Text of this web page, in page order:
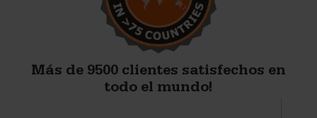
Más de 9500 clientes satisfechos en
todo el mundo!